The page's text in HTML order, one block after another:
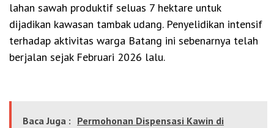
lahan sawah produktif seluas 7 hektare untuk
dijadikan kawasan tambak udang. Penyelidikan intensif
terhadap aktivitas warga Batang ini sebenarnya telah
berjalan sejak Februari 2026 lalu.
Baca Juga : Permohonan Dispensasi Kawin di